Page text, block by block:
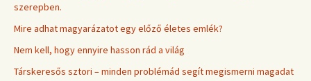
szerepben.
Mire adhat magyarázatot egy előző életes emlék?
Nem kell, hogy ennyire hasson rád a világ
Társkeresős sztori – minden problémád segít megismerni magadat